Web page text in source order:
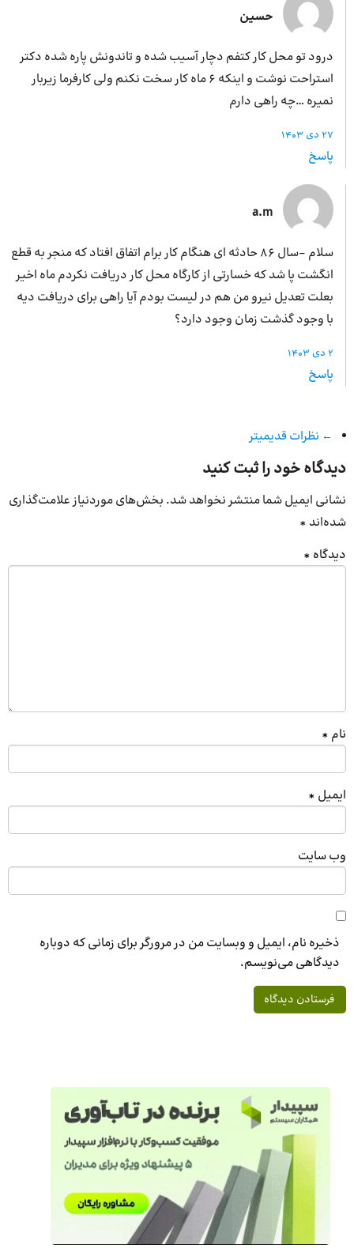
حسین
درود تو محل کار کتفم دچار آسیب شده و تاندونش پاره شده دکتر
استراحت نوشت و اینکه ۶ ماه کار سخت نکنم ولی کارفرما زیربار
نمیره …چه راهی دارم
27 دی 1403
پاسخ
a.m
سلام -سال 86 حادثه ای هنگام کار برام اتفاق افتاد که منجر به قطع
انگشت پا شد که خسارتی از کارگاه محل کار دریافت نکردم ماه اخیر
بعلت تعدیل نیرو من هم در لیست بودم آیا راهی برای دریافت دیه
با وجود گذشت زمان وجود دارد؟
2 دی 1403
پاسخ
← نظرات قدیمیتر
دیدگاه خود را ثبت کنید
نشانی ایمیل شما منتشر نخواهد شد. بخش‌های موردنیاز علامت‌گذاری
شده‌اند *
دیدگاه *
نام *
ایمیل *
وب‌ سایت
ذخیره نام، ایمیل و وبسایت من در مرورگر برای زمانی که دوباره
دیدگاهی می‌نویسم.